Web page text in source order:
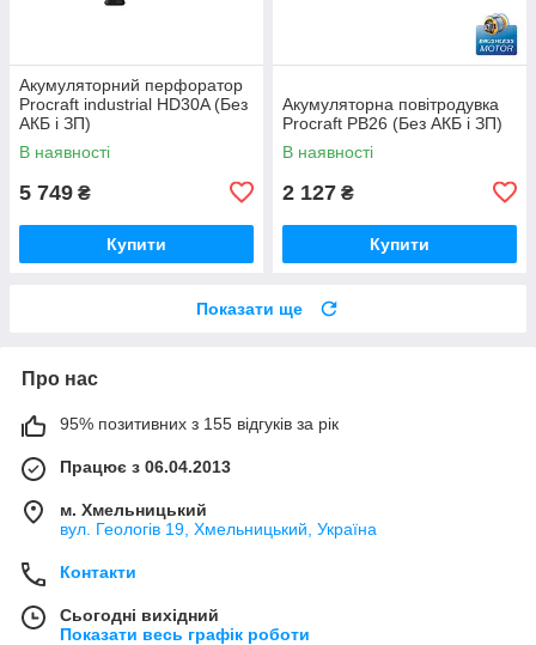
Акумуляторний перфоратор
Procraft industrial HD30A (Без
АКБ і ЗП)
В наявності
5 749 ₴
Купити
Акумуляторна повітродувка
Procraft PB26 (Без АКБ і ЗП)
В наявності
2 127 ₴
Купити
Показати ще
Про нас
95% позитивних з 155 відгуків за рік
Працює з 06.04.2013
м. Хмельницький
вул. Геологів 19, Хмельницький, Україна
Контакти
Сьогодні вихідний
Показати весь графік роботи